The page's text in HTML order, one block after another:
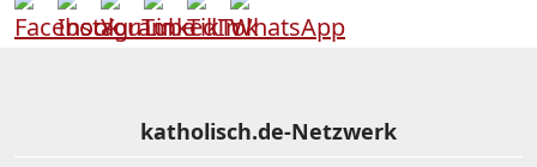
katholisch.de-Netzwerk